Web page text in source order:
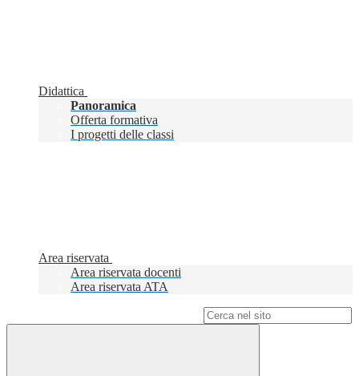
Didattica
Panoramica
Offerta formativa
I progetti delle classi
Area riservata
Area riservata docenti
Area riservata ATA